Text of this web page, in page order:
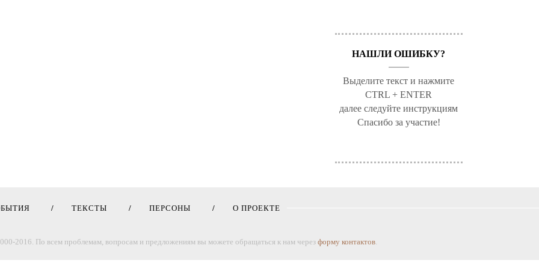
НАШЛИ ОШИБКУ?
Выделите текст и нажмите
CTRL + ENTER
далее следуйте инструкциям
Спасибо за участие!
ТЕКСТЫ ПЕРСОНЫ О ПРОЕКТЕ
2016. По всем проблемам, вопросам и предложениям вы можете обращаться к нам через форму контактов.